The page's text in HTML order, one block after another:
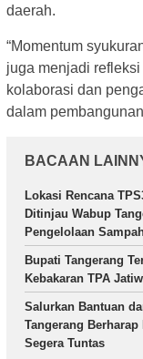
daerah.
“Momentum
juga menjadi
kolaborasi dan
dalam
BACAAN
Lokasi Rencana
Ditinjau Wabup
Pengelolaan
Bupati Tangerang
Kebakaran TPA
Salurkan Bantuan
Tangerang
Segera Tuntas